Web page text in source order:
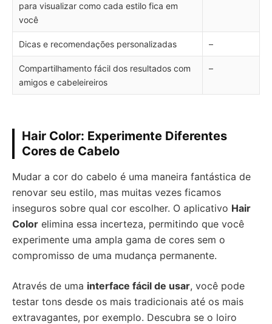
para visualizar como cada estilo fica em
você
Dicas e recomendações personalizadas –
Compartilhamento fácil dos resultados com
amigos e cabeleireiros
–
Hair Color: Experimente Diferentes
Cores de Cabelo
Mudar a cor do cabelo é uma maneira fantástica de
renovar seu estilo, mas muitas vezes ficamos
inseguros sobre qual cor escolher. O aplicativo Hair
Color elimina essa incerteza, permitindo que você
experimente uma ampla gama de cores sem o
compromisso de uma mudança permanente.
Através de uma interface fácil de usar, você pode
testar tons desde os mais tradicionais até os mais
extravagantes, por exemplo. Descubra se o loiro